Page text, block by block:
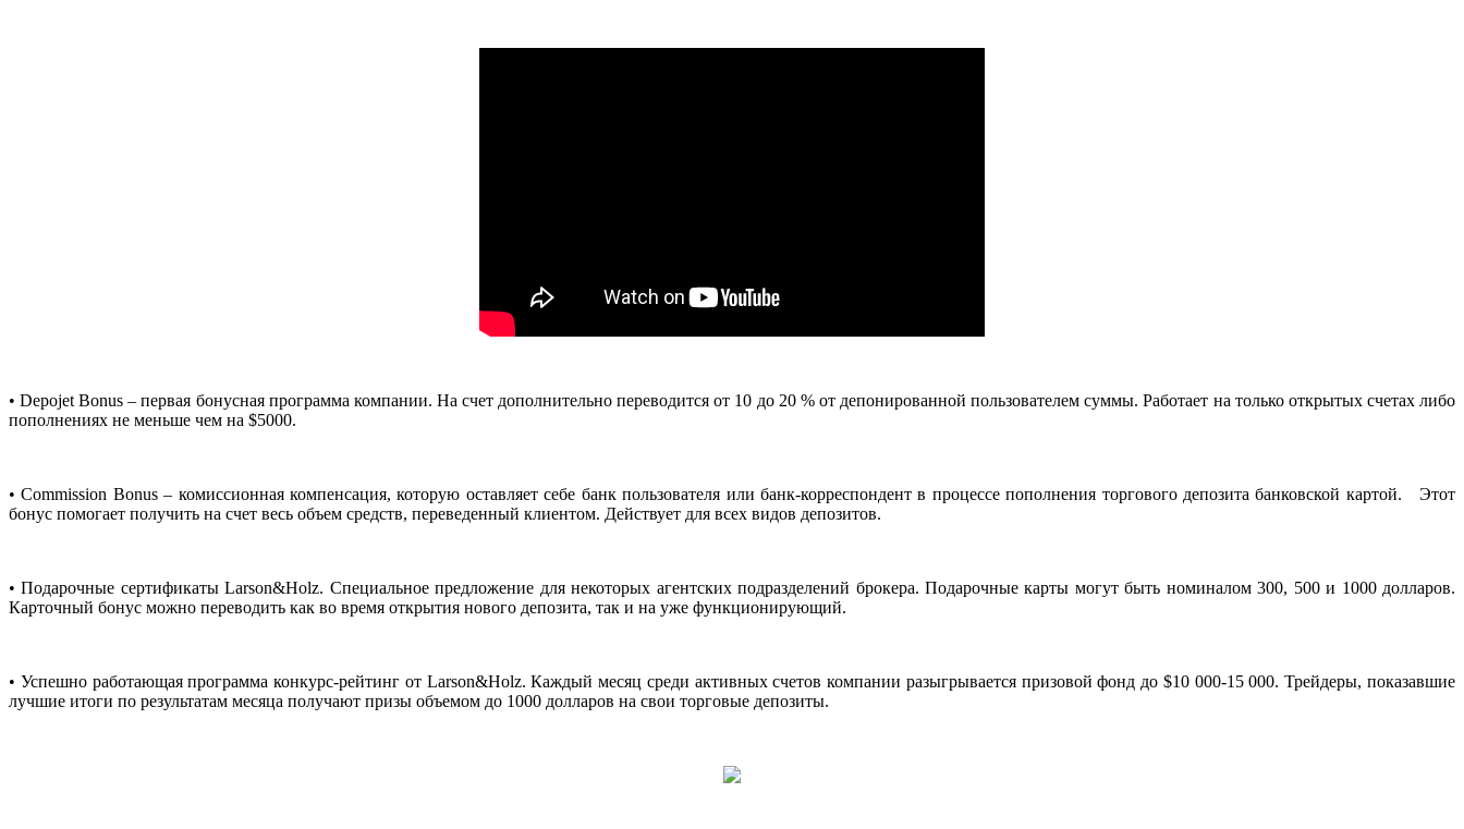
• Depojet Bonus – первая бонусная программа компании. На счет дополнительно переводится от 10 до 20 % от депонированной пользователем суммы. Работает на только открытых счетах либо
пополнениях не меньше чем на $5000.
• Commission Bonus – комиссионная компенсация, которую оставляет себе банк пользователя или банк-корреспондент в процессе пополнения торгового депозита банковской картой. Этот
бонус помогает получить на счет весь объем средств, переведенный клиентом. Действует для всех видов депозитов.
• Подарочные сертификаты Larson&Holz. Специальное предложение для некоторых агентских подразделений брокера. Подарочные карты могут быть номиналом 300, 500 и 1000 долларов.
Карточный бонус можно переводить как во время открытия нового депозита, так и на уже функционирующий.
• Успешно работающая программа конкурс-рейтинг от Larson&Holz. Каждый месяц среди активных счетов компании разыгрывается призовой фонд до $10 000-15 000. Трейдеры, показавшие
лучшие итоги по результатам месяца получают призы объемом до 1000 долларов на свои торговые депозиты.